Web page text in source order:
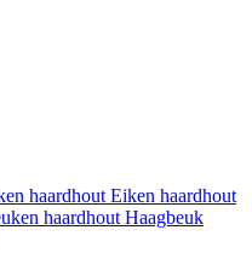
haardhout Eiken haardhout
haardhout Haagbeuk